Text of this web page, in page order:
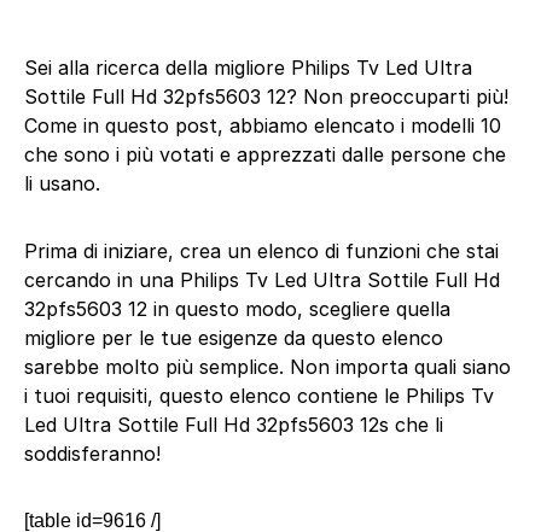
Sei alla ricerca della migliore Philips Tv Led Ultra
Sottile Full Hd 32pfs5603 12? Non preoccuparti più!
Come in questo post, abbiamo elencato i modelli 10
che sono i più votati e apprezzati dalle persone che
li usano.
Prima di iniziare, crea un elenco di funzioni che stai
cercando in una Philips Tv Led Ultra Sottile Full Hd
32pfs5603 12 in questo modo, scegliere quella
migliore per le tue esigenze da questo elenco
sarebbe molto più semplice. Non importa quali siano
i tuoi requisiti, questo elenco contiene le Philips Tv
Led Ultra Sottile Full Hd 32pfs5603 12s che li
soddisferanno!
[table id=9616 /]